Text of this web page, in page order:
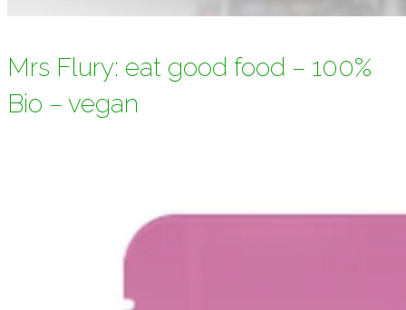
Mrs Flury: eat good food – 100%
Bio – vegan